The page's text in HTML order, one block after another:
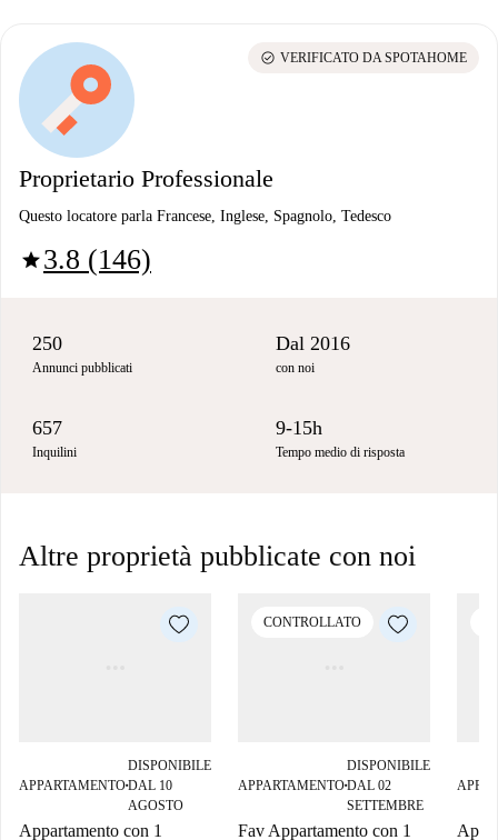
Proprietario Professionale
Questo locatore parla Francese, Inglese, Spagnolo, Tedesco
star3.8 (146)
check_circle VERIFICATO DA SPOTAHOME
250
Annunci pubblicati
Dal 2016
con noi
657
Inquilini
9-15h
Tempo medio di risposta
Altre proprietà pubblicate con noi
APPARTAMENTO■
DISPONIBILE
DAL 10
AGOSTO
Appartamento con 1
CONTROLLATO
APPARTAMENTO■
DISPONIBILE
DAL 02
SETTEMBRE
Fav Appartamento con 1